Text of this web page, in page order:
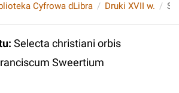
Cyfrowa dLibra Druki XVII w.
: Selecta christiani orbis
Sweertium